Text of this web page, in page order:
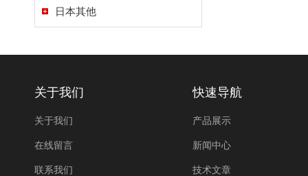
日本其他
关于我们
关于我们
在线留言
联系我们
快速导航
产品展示
新闻中心
技术文章